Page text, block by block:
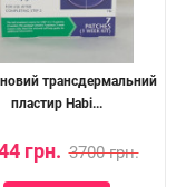
трансдермальний
пластир Habi...
грн. 3700 грн.